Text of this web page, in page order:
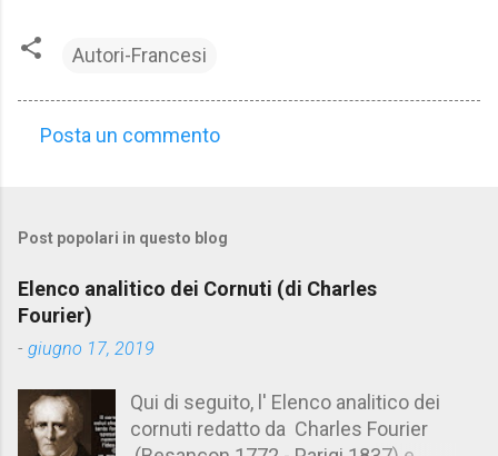
Autori-Francesi
m
e
n
t
Posta un commento
Post popolari in questo blog
Elenco analitico dei Cornuti (di Charles
Fourier)
- giugno 17, 2019
Qui di seguito, l' Elenco analitico dei
cornuti redatto da Charles Fourier